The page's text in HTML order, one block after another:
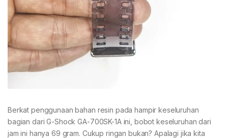
Berkat penggunaan bahan resin pada hampir keseluruhan
bagian dari G-Shock GA-700SK-1A ini, bobot keseluruhan dari
jam ini hanya 69 gram. Cukup ringan bukan? Apalagi jika kita